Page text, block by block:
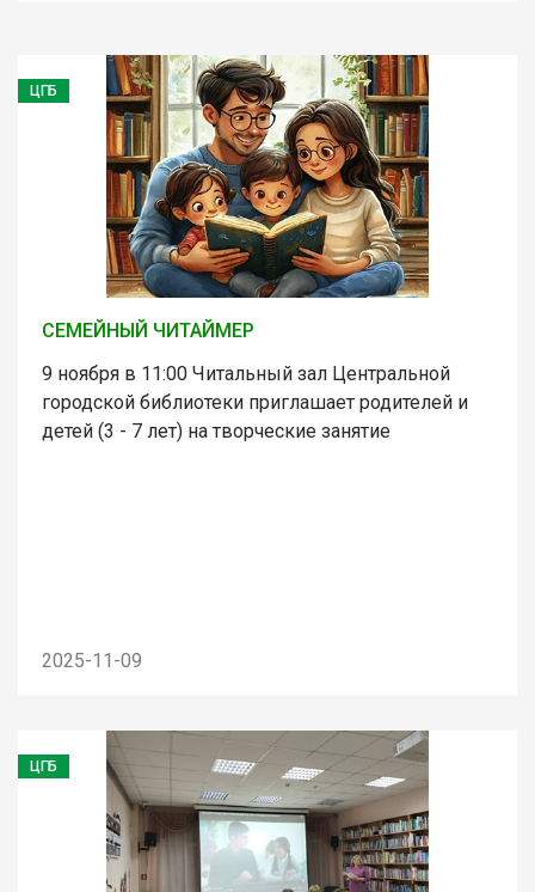
ЦГБ
СЕМЕЙНЫЙ ЧИТАЙМЕР
9 ноября в 11:00 Читальный зал Центральной
городской библиотеки приглашает родителей и
детей (3 - 7 лет) на творческие занятие
2025-11-09
ЦГБ